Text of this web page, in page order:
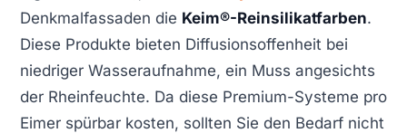
Denkmalfassaden die Keim®-Reinsilikatfarben.
Diese Produkte bieten Diffusionsoffenheit bei
niedriger Wasseraufnahme, ein Muss angesichts
der Rheinfeuchte. Da diese Premium-Systeme pro
Eimer spürbar kosten, sollten Sie den Bedarf nicht